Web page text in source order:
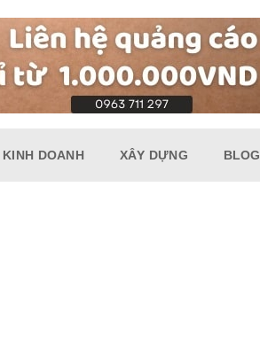
KINH DOANH XÂY DỰNG BLOG